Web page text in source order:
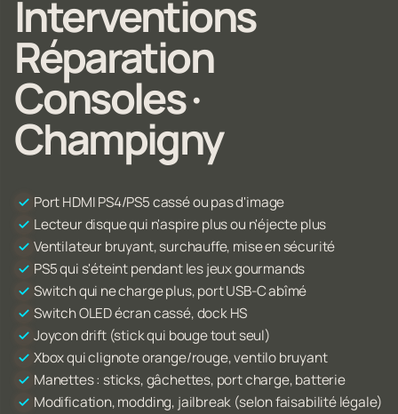
Interventions
Réparation
Consoles ·
Champigny
Port HDMI PS4/PS5 cassé ou pas d'image
Lecteur disque qui n'aspire plus ou n'éjecte plus
Ventilateur bruyant, surchauffe, mise en sécurité
PS5 qui s'éteint pendant les jeux gourmands
Switch qui ne charge plus, port USB-C abîmé
Switch OLED écran cassé, dock HS
Joycon drift (stick qui bouge tout seul)
Xbox qui clignote orange/rouge, ventilo bruyant
Manettes : sticks, gâchettes, port charge, batterie
Modification, modding, jailbreak (selon faisabilité légale)